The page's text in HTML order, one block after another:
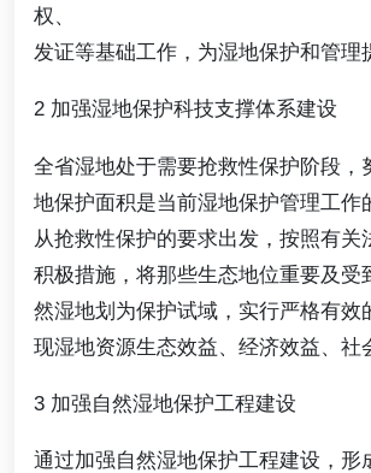
权、
发证等基础工作，为湿地保护和管理
2 加强湿地保护科技支撑体系建设
全省湿地处于需要抢救性保护阶段，
地保护面积是当前湿地保护管理工作
从抢救性保护的要求出发，按照有关
积极措施，将那些生态地位重要及受
然湿地划为保护试域，实行严格有效
现湿地资源生态效益、经济效益、社
3 加强自然湿地保护工程建设
通过加强自然湿地保护工程建设，形